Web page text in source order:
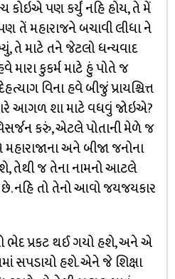
કોઇએ પણ કર્યું નહિ હોય, તે મેં
તેં મહારાજને બચાવી લીધા ને
તે માટે તને જેટલો ધન્યવાદ
કુકર્મ માટે હું પોતે જ
વિના હવે બીજું પ્રાયશ્ચિત્ત
આગળ શા માટે વધવું જોઇએ?
કરું, એટલે પોતાની મેળે જ
અને બીજા જનોના
તેથી જ તેના નામનો આટલે
છે. નહિ તો તેનો આવો જયજયકાર
ભેદ પ્રકટ થઈ ગયો હશે, અને એ
સપડાયો હશે. એને જે શિક્ષા